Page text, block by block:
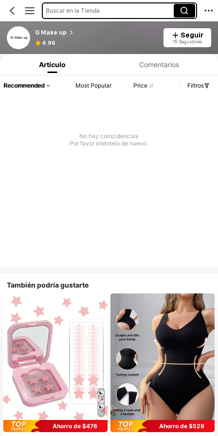
Buscar en la Tienda
G Make up
4.96
Seguir
15 Seguidores
Artículo Comentarios
Recommended Most Popular Price Filtros
No hay coincidencias
Por favor inténtelo de nuevo.
También podría gustarte
10
Ahorro de $476
Ahorro de $529
#1 Más vendidos
en Casual-Cómodo Bodys moldeadores para mujer